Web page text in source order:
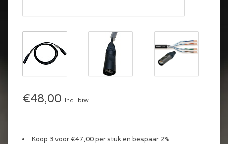
€48,00 Incl. btw
Koop 3 voor €47,00 per stuk en bespaar 2%